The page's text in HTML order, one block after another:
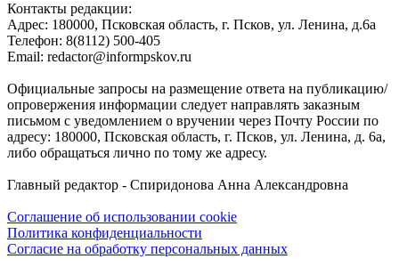
Контакты редакции:
Адреc: 180000, Псковская область, г. Псков, ул. Ленина, д.6а
Телефон: 8(8112) 500-405
Email: redactor@informpskov.ru
Официальные запросы на размещение ответа на публикацию/
опровержения информации следует направлять заказным
письмом с уведомлением о вручении через Почту России по
адресу: 180000, Псковская область, г. Псков, ул. Ленина, д. 6а,
либо обращаться лично по тому же адресу.
Главный редактор - Спиридонова Анна Александровна
Соглашение об использовании cookie
Политика конфиденциальности
Согласие на обработку персональных данных